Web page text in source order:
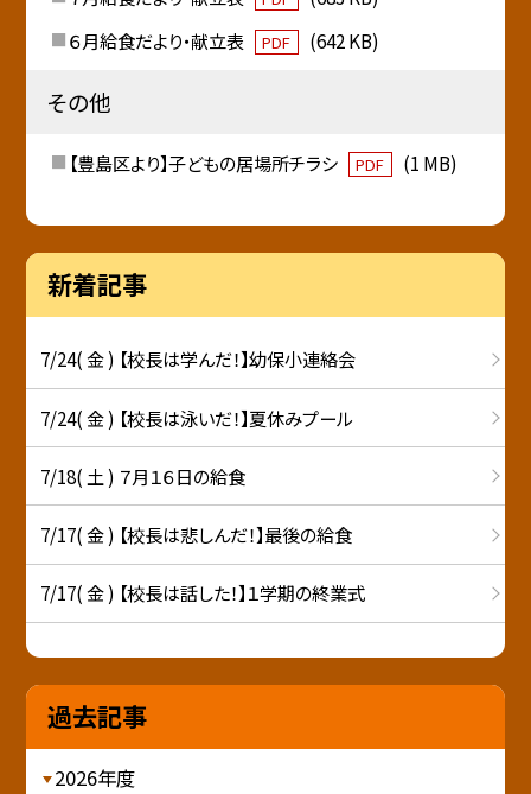
６月給食だより・献立表
PDF (642 KB)
その他
【豊島区より】子どもの居場所チラシ PDF (1 MB)
新着記事
7/24( 金 ) 【校長は学んだ！】幼保小連絡会
7/24( 金 ) 【校長は泳いだ！】夏休みプール
7/18( 土 ) ７月１６日の給食
7/17( 金 ) 【校長は悲しんだ！】最後の給食
7/17( 金 ) 【校長は話した！】１学期の終業式
過去記事
2026年度